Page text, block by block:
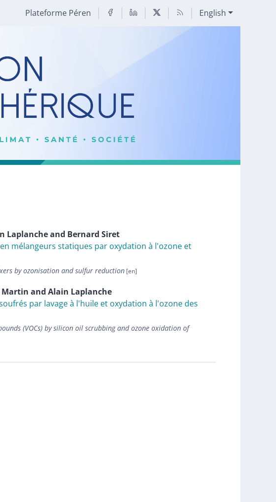
Plateforme Péren English
Laplancheand Bernard Siret
mélangeurs statiques par oxydation à l'ozone et
by ozonisation and sulfur reduction
Martin and Alain Laplanche
par lavage à l'huile et oxydation à l'ozone des
(VOCs) by silicon oil scrubbing and ozone oxidation of